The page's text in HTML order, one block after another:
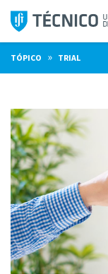
Saltar
para
o
conteúdo
TÓPICO » TRIAL